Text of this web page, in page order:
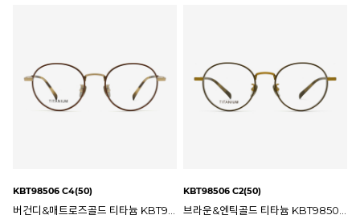
KBT98506 C4(50) KBT98506 C2(50)